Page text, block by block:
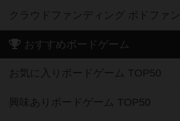
クラウドファンディング ボドファン
おすすめボードゲーム
お気に入りボードゲーム TOP50
興味ありボードゲーム TOP50